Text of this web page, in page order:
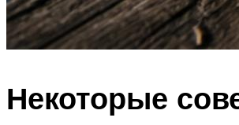
Некоторые